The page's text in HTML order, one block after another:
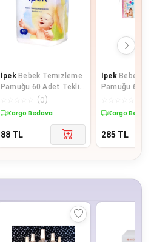
İpek Bebek Temizleme
Pamuğu 60 Adet Tekli
(0)
Kargo Bedava
88 TL
İpek Bebek
Pamuğu 60 Lı +
Kargo
285 TL